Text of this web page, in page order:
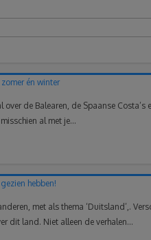
én winter
over de Balearen, de Spaanse
al met je...
hebben!
met als thema ‘Duitsland’,.
dit land. Niet alleen de verhalen...